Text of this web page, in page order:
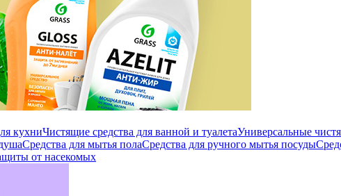
кухниЧистящие средства для ванной и туалетаУниверсальные
Средства для мытья полаСредства для ручного мытья посуды
от насекомых